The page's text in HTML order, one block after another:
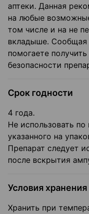
аптеки. Данная
на любые
том числе и на не
вкладыше. Сообщая
помогаете
безопасности
Срок годности
4 года.
Не использовать по
указанного на
Препарат следует
после вскрытия
Условия хранения
Хранить при